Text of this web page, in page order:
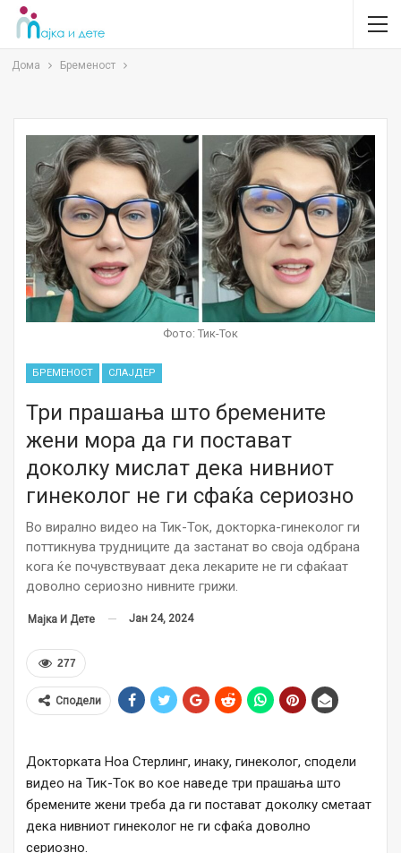
Дома Бременост
Фото: Тик-Ток
БРЕМЕНОСТ СЛАЈДЕР
Три прашања што бремените
жени мора да ги постават
доколку мислат дека нивниот
гинеколог не ги сфаќа сериозно
Во вирално видео на Тик-Ток, докторка-гинеколог ги
поттикнува трудниците да застанат во своја одбрана
кога ќе почувствуваат дека лекарите не ги сфаќаат
доволно сериозно нивните грижи.
Мајка И Дете Јан 24, 2024
277
Сподели
Докторката Ноа Стерлинг, инаку, гинеколог, сподели
видео на Тик-Ток во кое наведе три прашања што
бремените жени треба да ги постават доколку сметаат
дека нивниот гинеколог не ги сфаќа доволно
сериозно.